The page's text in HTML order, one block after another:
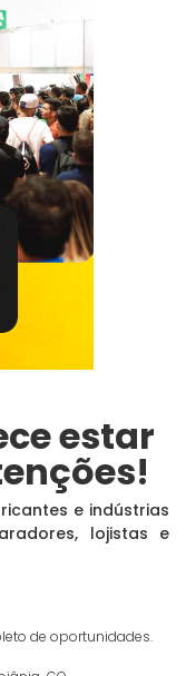
estar
e indústrias
lojistas e
de oportunidades.